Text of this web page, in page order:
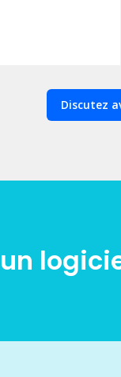
Discutez